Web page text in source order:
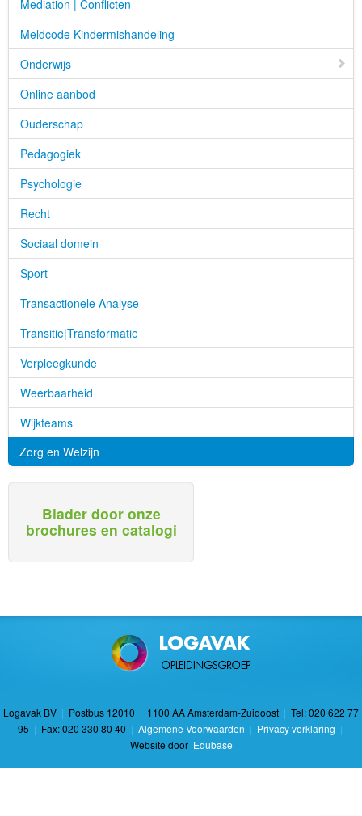
Mediation | Conflicten
Meldcode Kindermishandeling
Onderwijs
Online aanbod
Ouderschap
Pedagogiek
Psychologie
Recht
Sociaal domein
Sport
Transactionele Analyse
Transitie|Transformatie
Verpleegkunde
Weerbaarheid
Wijkteams
Zorg en Welzijn
Blader door onze
brochures en catalogi
Logavak BV | Postbus 12010 | 1100 AA Amsterdam-Zuidoost | Tel: 020 622 77
95 | Fax: 020 330 80 40 | Algemene Voorwaarden | Privacy verklaring |
Website door Edubase